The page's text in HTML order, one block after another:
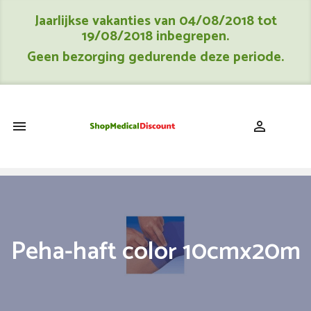
Jaarlijkse vakanties van 04/08/2018 tot
19/08/2018 inbegrepen.
Geen bezorging gedurende deze periode.
 
Peha-haft color 10cmx20m